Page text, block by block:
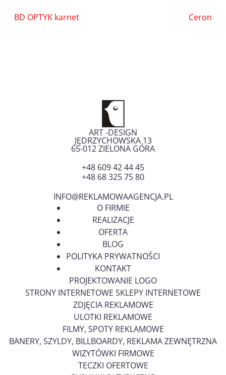
Nawigacja
BD OPTYK karnet Ceron
ART -DESIGN
JĘDRZYCHOWSKA 13
65-012ZIELONA GÓRA
+48 609 42 44 45
+48 68 325 75 80
INFO@REKLAMOWAAGENCJA.PL
O FIRMIE
REALIZACJE
OFERTA
BLOG
POLITYKA PRYWATNOŚCI
KONTAKT
PROJEKTOWANIE LOGO
STRONY INTERNETOWE SKLEPY INTERNETOWE
ZDJĘCIA REKLAMOWE
ULOTKI REKLAMOWE
FILMY, SPOTY REKLAMOWE
BANERY, SZYLDY, BILLBOARDY, REKLAMA ZEWNĘTRZNA
WIZYTÓWKI FIRMOWE
TECZKI OFERTOWE